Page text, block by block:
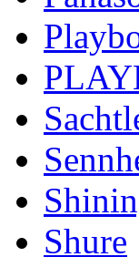
Shure